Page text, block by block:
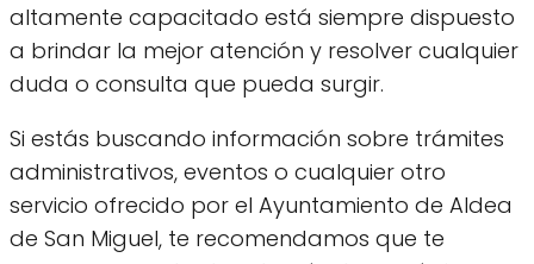
altamente capacitado está siempre dispuesto
a brindar la mejor atención y resolver cualquier
duda o consulta que pueda surgir.
Si estás buscando información sobre trámites
administrativos, eventos o cualquier otro
servicio ofrecido por el Ayuntamiento de Aldea
de San Miguel, te recomendamos que te